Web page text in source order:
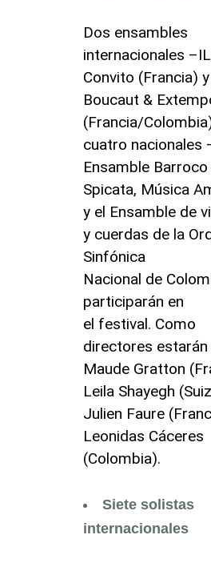
Dos ensambles
internacionales –IL
Convito (Francia)
Boucaut &
(Francia/
cuatro nacionales
Ensamble
Spicata, Música
y el Ensamble de
y cuerdas de la
Sinfónica
Nacional de
participarán en
el festival. Como
directores estarán
Maude Gratton
Leila Shayegh
Julien Faure
Leonidas Cáceres
(Colombia).
Siete solistas
internacionales